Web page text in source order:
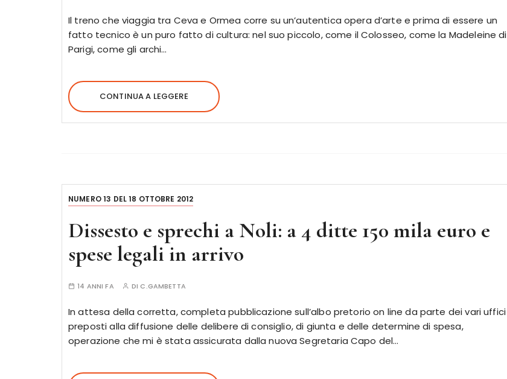
Il treno che viaggia tra Ceva e Ormea corre su un’autentica opera d’arte e prima di essere un
fatto tecnico è un puro fatto di cultura: nel suo piccolo, come il Colosseo, come la Madeleine di
Parigi, come gli archi…
CONTINUA A LEGGERE
NUMERO 13 DEL 18 OTTOBRE 2012
Dissesto e sprechi a Noli: a 4 ditte 150 mila euro e
spese legali in arrivo
14 ANNI FA DI C.GAMBETTA
In attesa della corretta, completa pubblicazione sull’albo pretorio on line da parte dei vari uffici
preposti alla diffusione delle delibere di consiglio, di giunta e delle determine di spesa,
operazione che mi è stata assicurata dalla nuova Segretaria Capo del…